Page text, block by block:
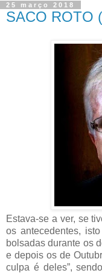
25 março 2018
SACO ROTO
Estava-se a ver, se
os antecedentes,
bolsadas durante os
e depois os de
culpa é deles”,